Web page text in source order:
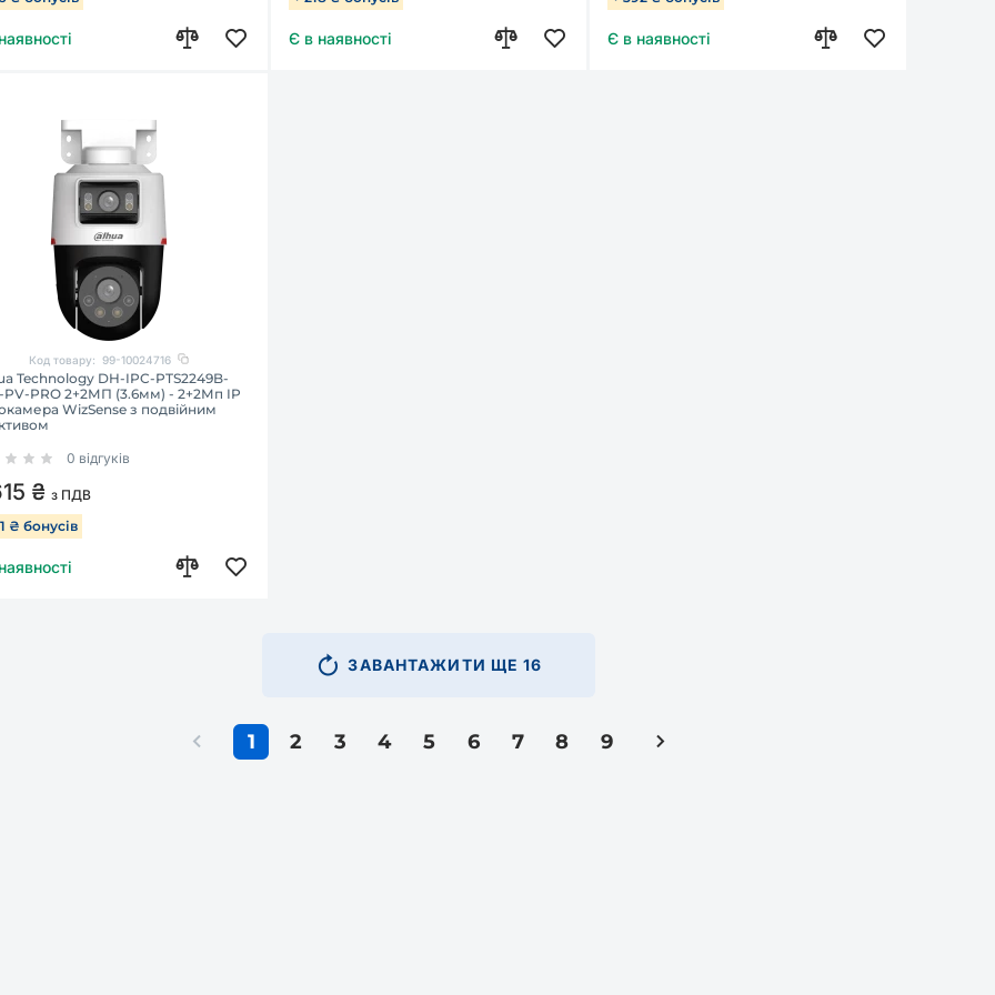
Є в наявності Є в наявності
Код товару: 99-10024716
Technology DH-IPC-PTS2249B-
PV-PRO 2+2МП (3.6мм) - 2+2Мп IP
WizSense з подвійним
0 відгуків
₴ з ПДВ
₴ бонусів
ЗАВАНТАЖИТИ ЩЕ 16
1 2 3 4 5 6 7 8 9